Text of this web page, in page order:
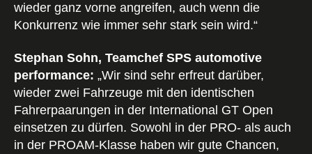
wieder ganz vorne angreifen, auch wenn die
Konkurrenz wie immer sehr stark sein wird.“
Stephan Sohn, Teamchef SPS automotive
performance: „Wir sind sehr erfreut darüber,
wieder zwei Fahrzeuge mit den identischen
Fahrerpaarungen in der International GT Open
einsetzen zu dürfen. Sowohl in der PRO- als auch
in der PROAM-Klasse haben wir gute Chancen,